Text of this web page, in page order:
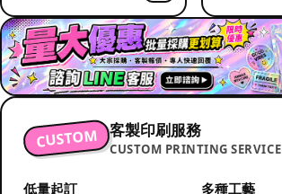
CUSTOM 客製印刷服務
CUSTOM PRINTING SERVICE
低量起訂 多種工藝